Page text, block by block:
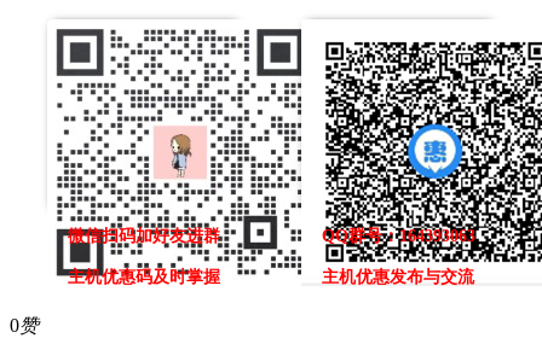
微信扫码加好友进群
主机优惠码及时掌握
QQ群号：164393063
主机优惠发布与交流
0赞